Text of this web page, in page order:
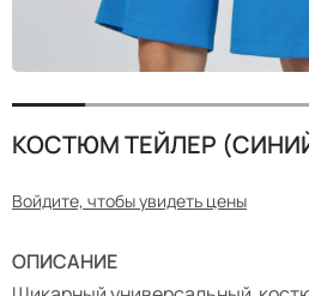
КОСТЮМ ТЕЙЛЕР
Войдите, чтобы увидеть цены
ОПИСАНИЕ